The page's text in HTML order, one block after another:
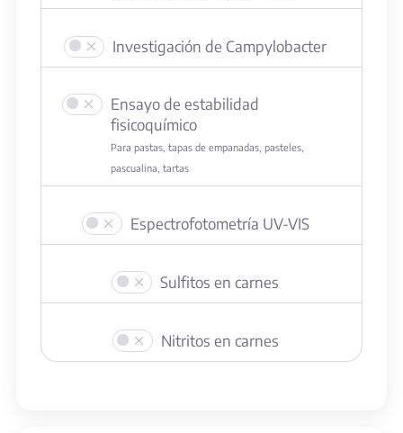
Investigación de Campylobacter
Ensayo de estabilidad
fisicoquímico
Para pastas, tapas de empanadas, pasteles,
pascualina, tartas
Espectrofotometría UV-VIS
Sulfitos en carnes
Nitritos en carnes